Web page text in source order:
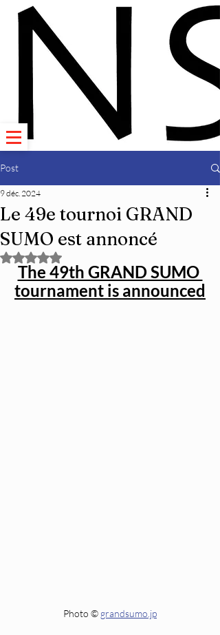
Post
Le 49e tournoi GRAND
SUMO est annoncé
9 déc. 2024
Noté NaN étoiles sur 5.
The 49th GRAND SUMO
tournament is announced
Photo © grandsumo.jp